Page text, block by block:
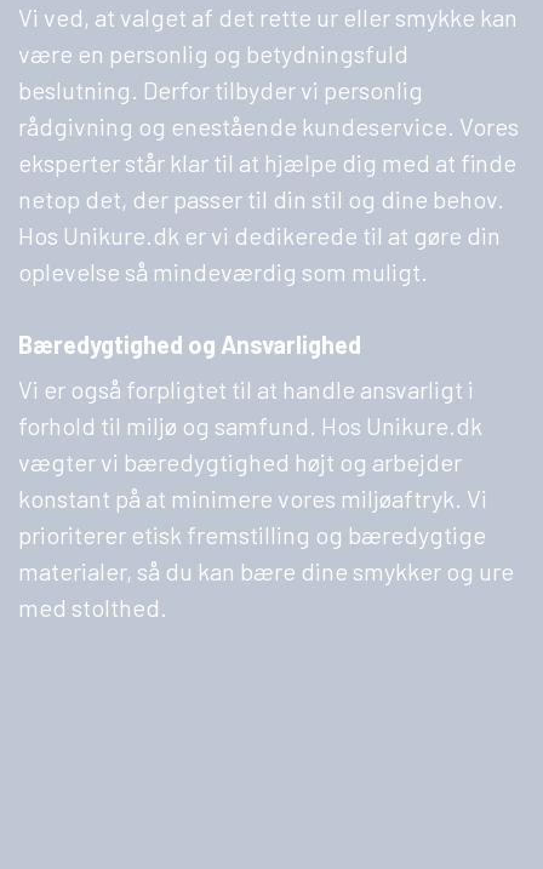
Vi ved, at valget af det rette ur eller smykke kan
være en personlig og betydningsfuld
beslutning. Derfor tilbyder vi personlig
rådgivning og enestående kundeservice. Vores
eksperter står klar til at hjælpe dig med at finde
netop det, der passer til din stil og dine behov.
Hos Unikure.dk er vi dedikerede til at gøre din
oplevelse så mindeværdig som muligt.
Bæredygtighed og Ansvarlighed
Vi er også forpligtet til at handle ansvarligt i
forhold til miljø og samfund. Hos Unikure.dk
vægter vi bæredygtighed højt og arbejder
konstant på at minimere vores miljøaftryk. Vi
prioriterer etisk fremstilling og bæredygtige
materialer, så du kan bære dine smykker og ure
med stolthed.